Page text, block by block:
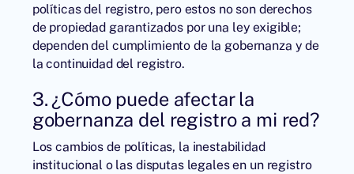
políticas del registro, pero estos no son derechos
de propiedad garantizados por una ley exigible;
dependen del cumplimiento de la gobernanza y de
la continuidad del registro.
3. ¿Cómo puede afectar la
gobernanza del registro a mi red?
Los cambios de políticas, la inestabilidad
institucional o las disputas legales en un registro